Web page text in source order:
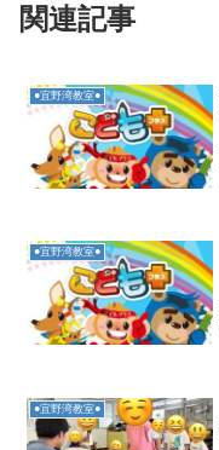
関連記事
●宜野湾教室●
●宜野湾教室●
●宜野湾教室●